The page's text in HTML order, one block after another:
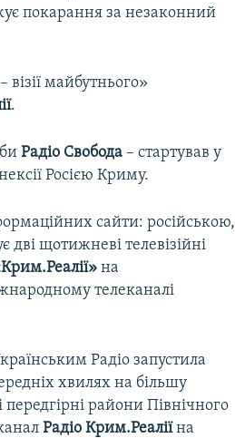
покарання за незаконний
візії майбутнього»
.
Радіо Свобода – стартував у
Росією Криму.
сайти: російською,
щотижневі телевізійні
на
телеканалі
Радіо запустила
хвилях на більшу
райони Північного
Радіо Крим.Реаліїна